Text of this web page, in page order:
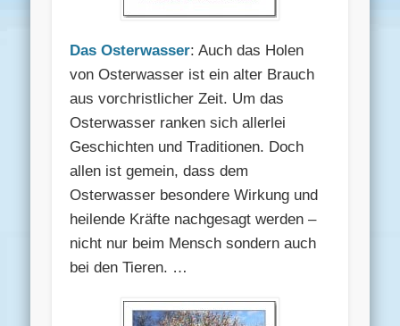
Das Osterwasser: Auch das Holen
von Osterwasser ist ein alter Brauch
aus vorchristlicher Zeit. Um das
Osterwasser ranken sich allerlei
Geschichten und Traditionen. Doch
allen ist gemein, dass dem
Osterwasser besondere Wirkung und
heilende Kräfte nachgesagt werden –
nicht nur beim Mensch sondern auch
bei den Tieren. …